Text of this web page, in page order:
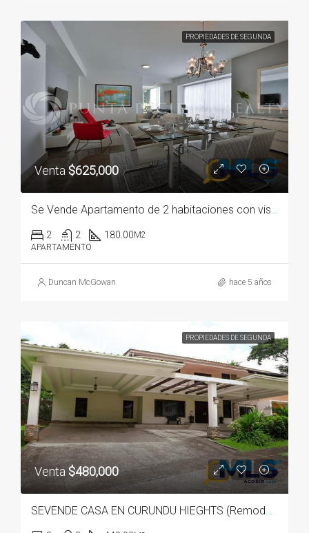
PROPIEDADES DE SEGUNDA
Venta$625,000
Se Vende Apartamento de 2 habitaciones con vista al Mar en P.H. YOO
2 2 180.00M2
APARTAMENTO
Duncan McGowan hace 5 años
PROPIEDADES DE SEGUNDA
Venta$480,000
SEVENDE CASA EN CURUNDU HIEGHTS (Remodelada)